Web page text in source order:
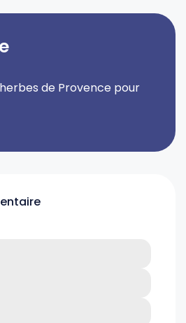
de Provence pour